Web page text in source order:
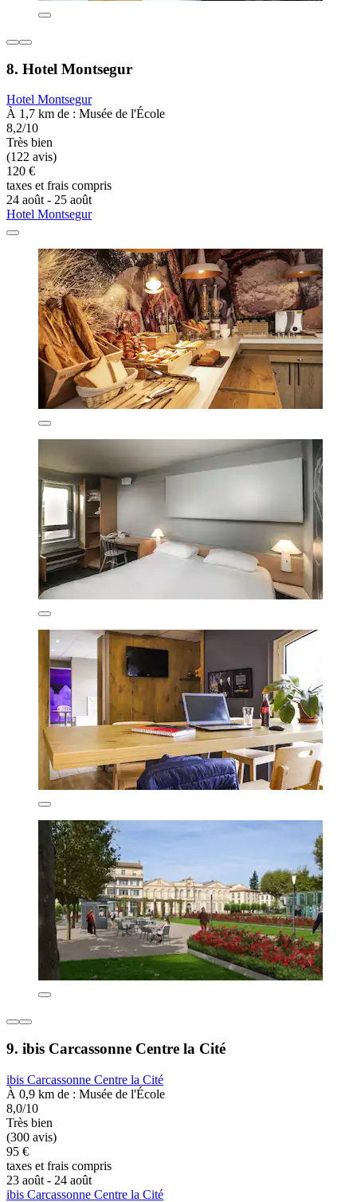
8. Hotel Montsegur
Hotel Montsegur
À 1,7 km de : Musée de l'École
8,2/10
Très bien
(122 avis)
120 €
taxes et frais compris
24 août - 25 août
Hotel Montsegur
9. ibis Carcassonne Centre la Cité
ibis Carcassonne Centre la Cité
À 0,9 km de : Musée de l'École
8,0/10
Très bien
(300 avis)
95 €
taxes et frais compris
23 août - 24 août
ibis Carcassonne Centre la Cité